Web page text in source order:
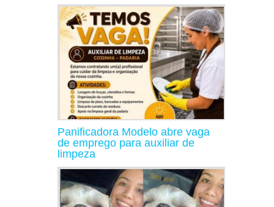
Panificadora Modelo abre vaga
de emprego para auxiliar de
limpeza